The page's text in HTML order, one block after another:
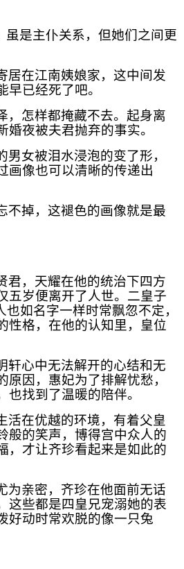
虽是主仆关系，但她们之间更
居在江南姨娘家，这中间发
已经死了吧。
，怎样都掩藏不去。起身离
夜被夫君抛弃的事实。
女被泪水浸泡的变了形，
画像也可以清晰的传递出
不掉，这褪色的画像就是最
君，天耀在他的统治下四方
五岁便离开了人世。二皇子
如名字一样时常飘忽不定，
性格，在他的认知里，皇位
轩心中无法解开的心结和无
因，惠妃为了排解忧愁，
找到了温暖的陪伴。
活在优越的环境，有着父皇
般的笑声，博得宫中众人的
，才让齐珍看起来是如此的
为亲密，齐珍在他面前无话
这些都是四皇兄宠溺她的表
好动时常欢脱的像一只兔